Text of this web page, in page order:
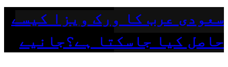
سعودی عرب کا ورک ویزا کیسے
حاصل کیا جاسکتا ہے؟جانیے